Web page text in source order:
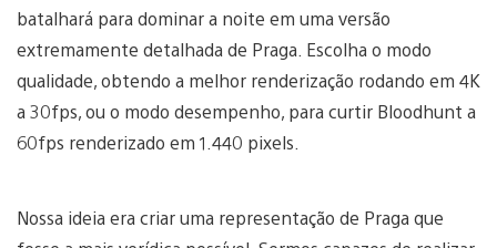
batalhará para dominar a noite em uma versão
extremamente detalhada de Praga. Escolha o modo
qualidade, obtendo a melhor renderização rodando em 4K
a 30fps, ou o modo desempenho, para curtir Bloodhunt a
60fps renderizado em 1.440 pixels.
Nossa ideia era criar uma representação de Praga que